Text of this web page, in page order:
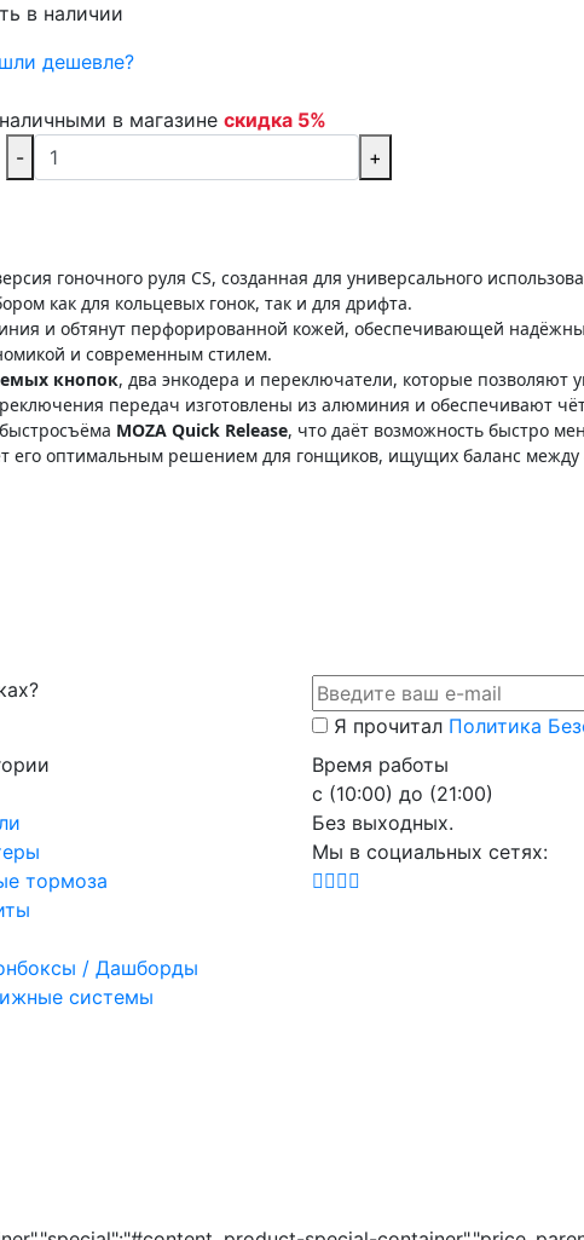
в наличии
дешевле?
в магазине скидка 5%
-
+
гоночного руля CS, созданная для универсального
как для кольцевых гонок, так и для дрифта.
и обтянут перфорированной кожей, обеспечивающей
и современным стилем.
кнопок, два энкодера и переключатели, которые
передач изготовлены из алюминия и обеспечивают
MOZA Quick Release, что даёт возможность быстро
его оптимальным решением для гонщиков, ищущих баланс
Я прочитал Политика
тормоза
/ Дашборды
системы
Время работы
с (10:00) до (21:00)
Без выходных.
Мы в социальных сетях: